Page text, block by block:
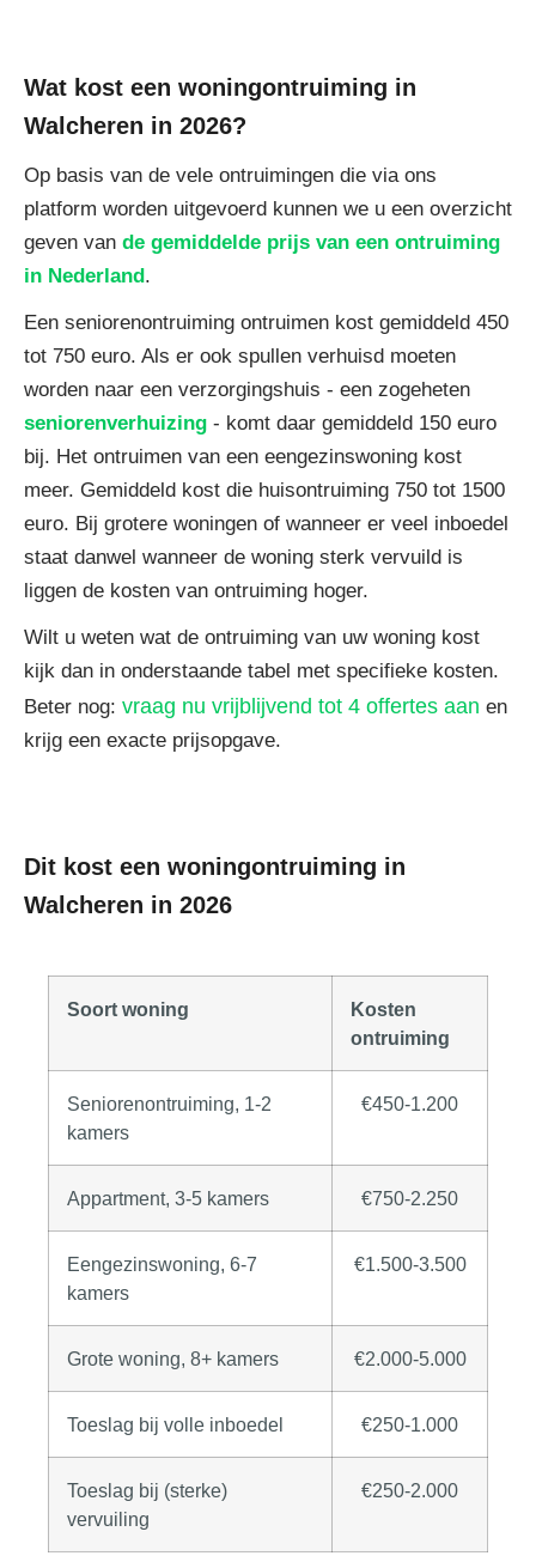
Wat kost een woningontruiming in
Walcheren in 2026?
Op basis van de vele ontruimingen die via ons
platform worden uitgevoerd kunnen we u een overzicht
geven van de gemiddelde prijs van een ontruiming
in Nederland .
Een seniorenontruiming ontruimen kost gemiddeld 450
tot 750 euro. Als er ook spullen verhuisd moeten
worden naar een verzorgingshuis - een zogeheten
seniorenverhuizing - komt daar gemiddeld 150 euro
bij. Het ontruimen van een eengezinswoning kost
meer. Gemiddeld kost die huisontruiming 750 tot 1500
euro. Bij grotere woningen of wanneer er veel inboedel
staat danwel wanneer de woning sterk vervuild is
liggen de kosten van ontruiming hoger.
Wilt u weten wat de ontruiming van uw woning kost
kijk dan in onderstaande tabel met specifieke kosten.
Beter nog: vraag nu vrijblijvend tot 4 offertes aan en
krijg een exacte prijsopgave.
Dit kost een woningontruiming in
Walcheren in 2026
Soort woning
Kosten
ontruiming
Seniorenontruiming, 1-2
kamers
€450-1.200
Appartment, 3-5 kamers €750-2.250
Eengezinswoning, 6-7
kamers
€1.500-3.500
Grote woning, 8+ kamers €2.000-5.000
Toeslag bij volle inboedel €250-1.000
Toeslag bij (sterke)
vervuiling
€250-2.000